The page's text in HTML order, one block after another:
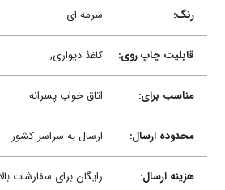
رنگ: سرمه ای
قابلیت چاپ روی: کاغذ دیواری,
مناسب برای: اتاق خواب پسرانه
محدوده ارسال: ارسال به سراسر کشور
هزینه ارسال: رایگان برای سفارشات بالای ۶